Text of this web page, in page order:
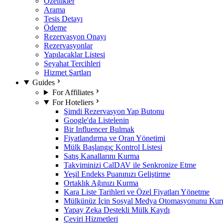
Arama
Tesis Detayı
Ödeme
Rezervasyon Onayı
Rezervasyonlar
Yapılacaklar Listesi
Seyahat Tercihleri
Hizmet Şartları
Guides
For Affiliates
For Hoteliers
Şimdi Rezervasyon Yap Butonu
Google'da Listelenin
Bir Influencer Bulmak
Fiyatlandırma ve Oran Yönetimi
Mülk Başlangıç Kontrol Listesi
Satış Kanallarını Kurma
Takviminizi CalDAV ile Senkronize Etme
Yeşil Endeks Puanınızı Geliştirme
Ortaklık Ağınızı Kurma
Kara Liste Tarihleri ve Özel Fiyatları Yönetme
Mülkünüz İçin Sosyal Medya Otomasyonunu
Yapay Zeka Destekli Mülk Kaydı
Çeviri Hizmetleri